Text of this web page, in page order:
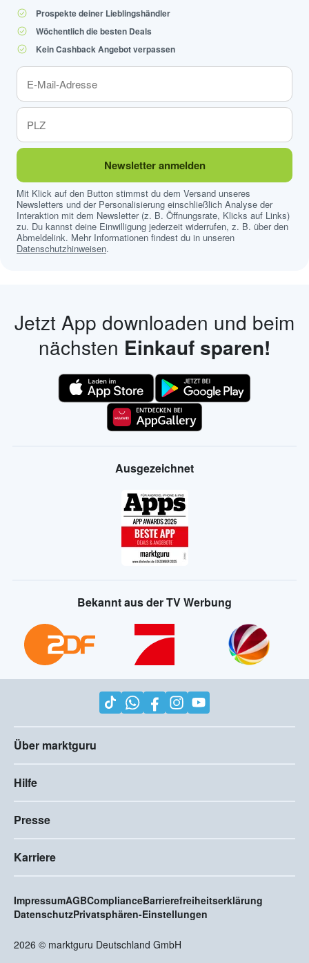
Prospekte deiner Lieblingshändler
Wöchentlich die besten Deals
Kein Cashback Angebot verpassen
Newsletter anmelden
Mit Klick auf den Button stimmst du dem Versand unseres
Newsletters und der Personalisierung einschließlich Analyse der
Interaktion mit dem Newsletter (z. B. Öffnungsrate, Klicks auf Links)
zu. Du kannst deine Einwilligung jederzeit widerrufen, z. B. über den
Abmeldelink. Mehr Informationen findest du in unseren
Datenschutzhinweisen.
Jetzt App downloaden und beim
nächsten Einkauf sparen!
Ausgezeichnet
Bekannt aus der TV Werbung
Über marktguru
Hilfe
Presse
Karriere
ImpressumAGBComplianceBarrierefreiheitserklärung
DatenschutzPrivatsphären-Einstellungen
2026 © marktguru Deutschland GmbH